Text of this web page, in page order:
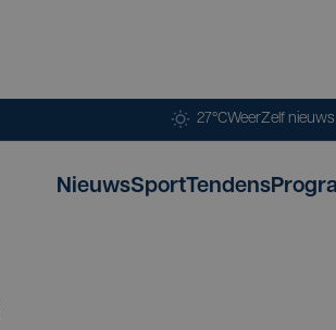
27°CWeerZelf
NieuwsSportTendens